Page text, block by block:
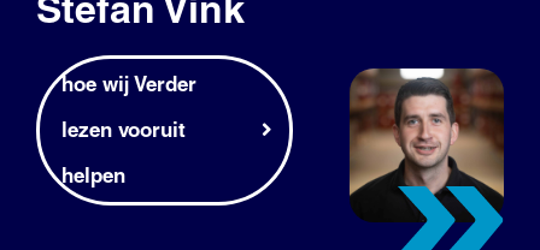
Wat wij doen
Wie wij zijn
Duurzaam
hoe wij Verder
lezen vooruit
helpen